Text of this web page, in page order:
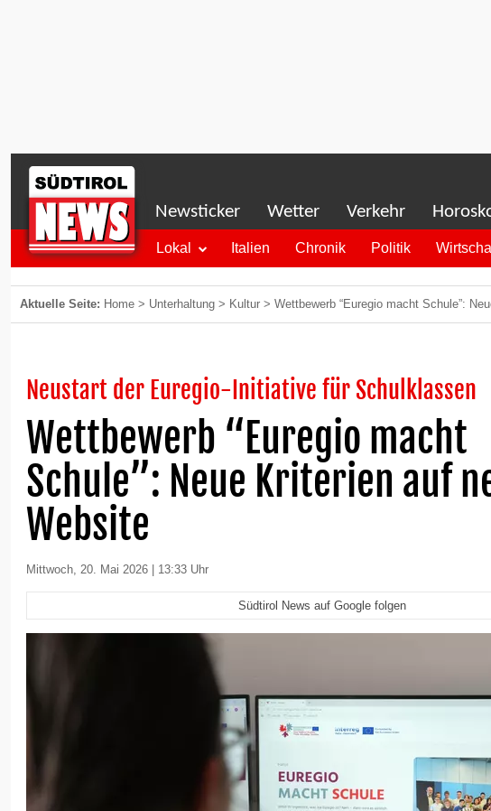
Newsticker Wetter Verkehr
Lokal Italien Chronik Politik
Aktuelle Seite: Home > Unterhaltung > Kultur > Wettbewerb “Euregio macht Schule”:
Neustart der Euregio-Initiative für Schulklassen
Wettbewerb “Euregio macht
Schule”: Neue Kriterien auf
Website
Mittwoch, 20. Mai 2026 | 13:33 Uhr
Südtirol News auf Google folgen